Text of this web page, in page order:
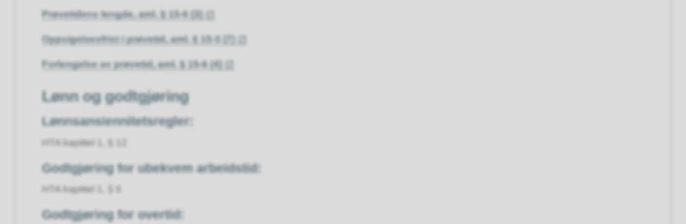
Prøvetidens lengde, aml. § 15-6 (3)
Oppsigelsesfrist i prøvetid, aml. § 15-3 (7)
Forlengelse av prøvetid, aml. § 15-6 (4)
Lønn og godtgjøring
Lønnsansiennitetsregler:
HTA kapittel 1, § 12
Godtgjøring for ubekvem arbeidstid:
HTA kapittel 1, § 5
Godtgjøring for overtid: